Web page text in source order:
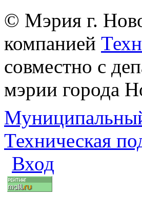
© Мэрия г.
компанией
совместно с
мэрии города
Техническая
Вход